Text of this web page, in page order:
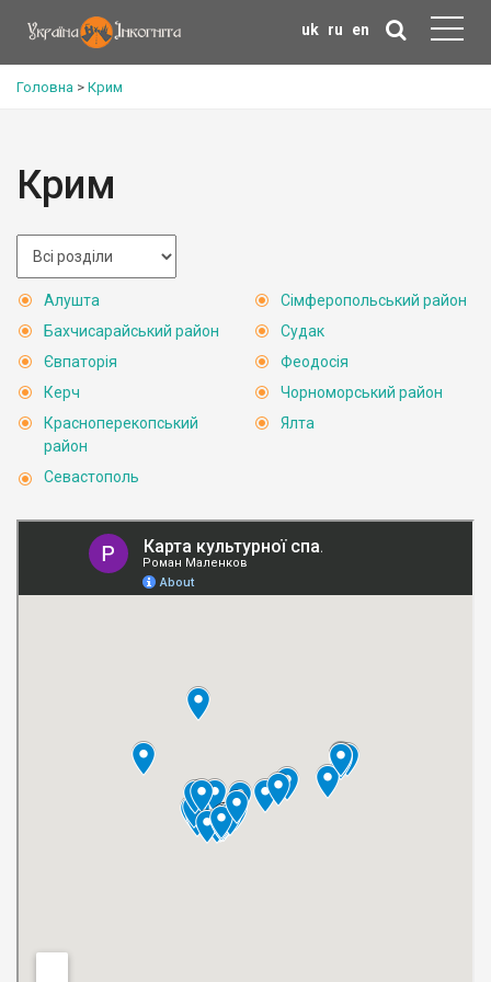
uk ru en
Головна > Крим
Крим
Алушта
Бахчисарайський район
Євпаторія
Керч
Красноперекопський
район
Севастополь
Сімферопольський район
Судак
Феодосія
Чорноморський район
Ялта